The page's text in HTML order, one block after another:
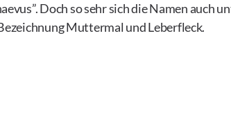
Doch so sehr sich die Namen auch
Muttermal und Leberfleck.